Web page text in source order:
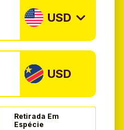
USD
USD
Retirada Em
Espécie